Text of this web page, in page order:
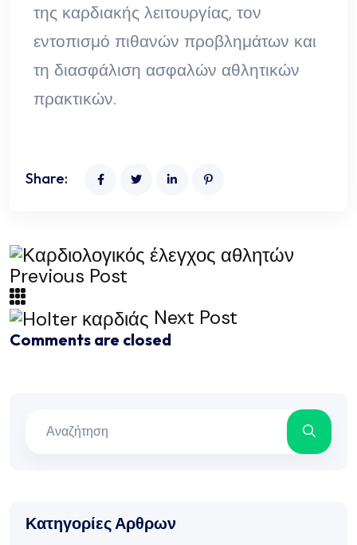
της καρδιακής λειτουργίας, τον
εντοπισμό πιθανών προβλημάτων και
τη διασφάλιση ασφαλών αθλητικών
πρακτικών.
Share:
Previous Post
Next Post
Comments are closed
Κατηγορίες Αρθρων